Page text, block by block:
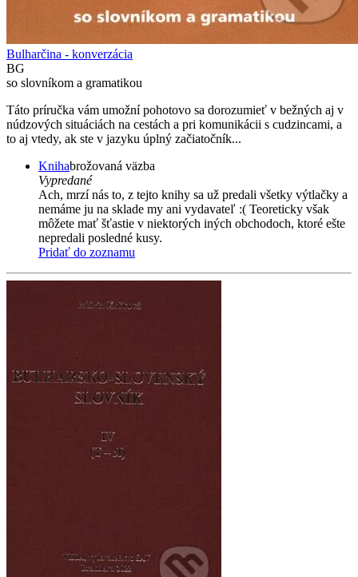
Bulharčina - konverzácia
BG
so slovníkom a gramatikou
Táto príručka vám umožní pohotovo sa dorozumieť v bežných aj v
núdzových situáciách na cestách a pri komunikácii s cudzincami, a
to aj vtedy, ak ste v jazyku úplný začiatočník...
Knihabrožovaná väzba
Vypredané
Ach, mrzí nás to, z tejto knihy sa už predali všetky výtlačky a
nemáme ju na sklade my ani vydavateľ :( Teoreticky však
môžete mať šťastie v niektorých iných obchodoch, ktoré ešte
nepredali posledné kusy.
Pridať do zoznamu